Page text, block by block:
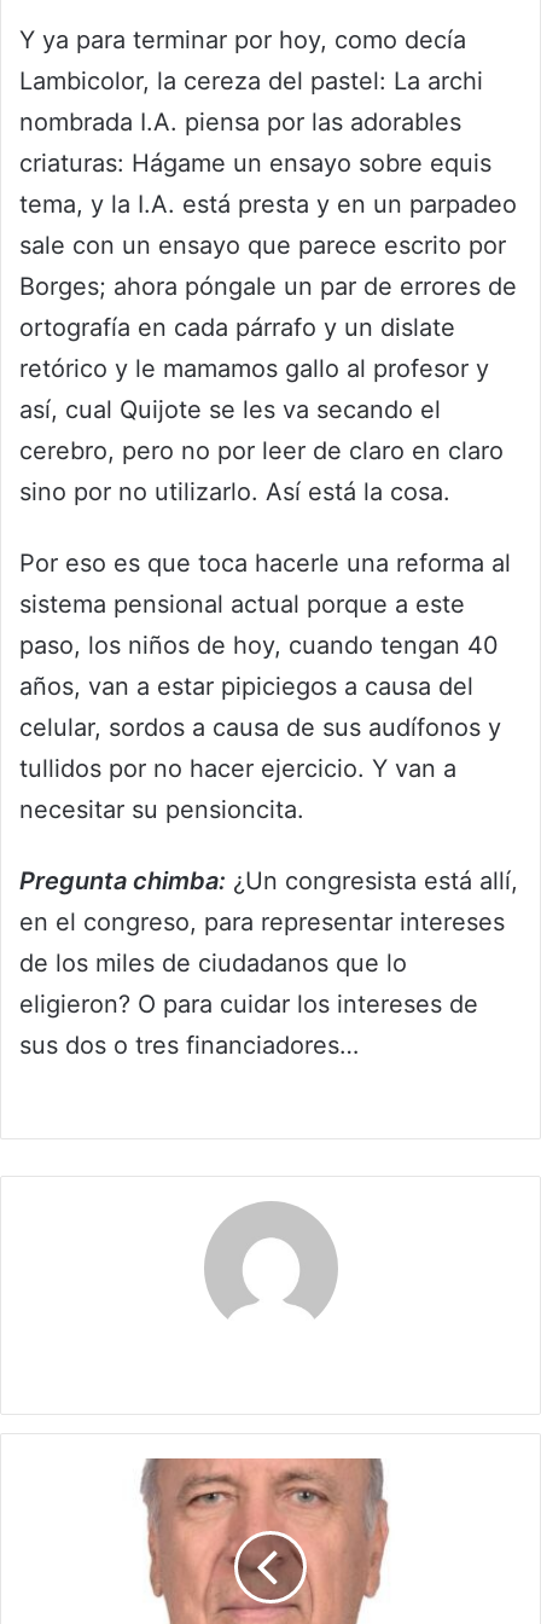
Y ya para terminar por hoy, como decía
Lambicolor, la cereza del pastel: La archi
nombrada I.A. piensa por las adorables
criaturas: Hágame un ensayo sobre equis
tema, y la I.A. está presta y en un parpadeo
sale con un ensayo que parece escrito por
Borges; ahora póngale un par de errores de
ortografía en cada párrafo y un dislate
retórico y le mamamos gallo al profesor y
así, cual Quijote se les va secando el
cerebro, pero no por leer de claro en claro
sino por no utilizarlo. Así está la cosa.
Por eso es que toca hacerle una reforma al
sistema pensional actual porque a este
paso, los niños de hoy, cuando tengan 40
años, van a estar pipiciegos a causa del
celular, sordos a causa de sus audífonos y
tullidos por no hacer ejercicio. Y van a
necesitar su pensioncita.
Pregunta chimba: ¿Un congresista está allí,
en el congreso, para representar intereses
de los miles de ciudadanos que lo
eligieron? O para cuidar los intereses de
sus dos o tres financiadores…